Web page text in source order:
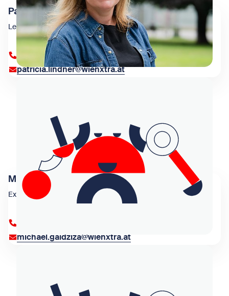
Patricia Lindner
Leitung Organisation & Infrastruktur
+43 1 909 4000 83007
patricia.lindner@wienxtra.at
Michael Gaidziza
Expedit
michael.gaidziza@wienxtra.at